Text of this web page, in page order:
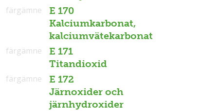
E 170
Kalciumkarbonat,
kalciumvätekarbonat
färgämne
E 171
Titandioxid
färgämne
E 172
Järnoxider och
järnhydroxider
färgämne